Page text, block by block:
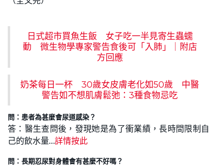
日式超市買魚生飯 女子吃一半見寄生蟲蠕
動 微生物學專家警告食後可「入肺」｜附店
方回應
奶茶每日一杯 30歲女皮膚老化如50歲 中醫
警告如不想肌膚鬆弛：3種食物忌吃
問：患者為甚麼會尿道感染？
答：醫生查問後，發現她是為了衝業績，長時間限制自
己的飲水量…詳情按此
問：長期忍尿對身體會有甚麼不好嗎？